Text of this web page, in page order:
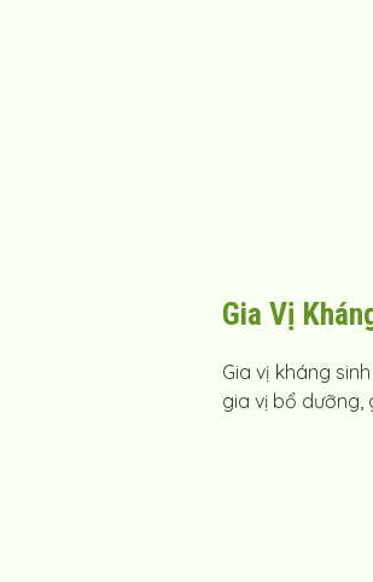
Gia Vị
Gia vị kháng
gia vị bổ dưỡng,